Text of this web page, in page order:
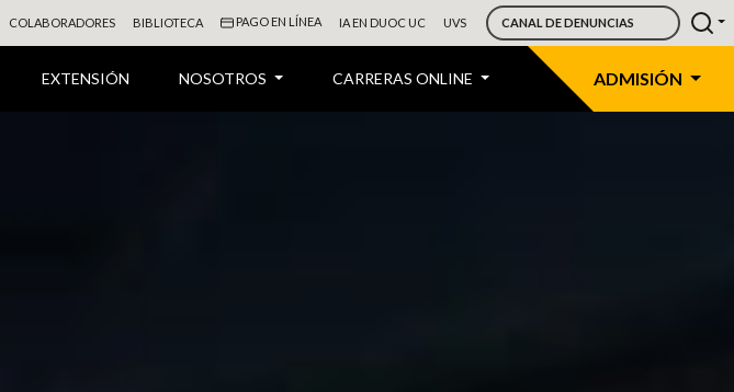
EXTENSIÓN NOSOTROS CARRERAS ONLINE ADMISIÓN
COLABORADORES BIBLIOTECA PAGO EN LÍNEA IA EN DUOC UC UVS CANAL DE DENUNCIAS